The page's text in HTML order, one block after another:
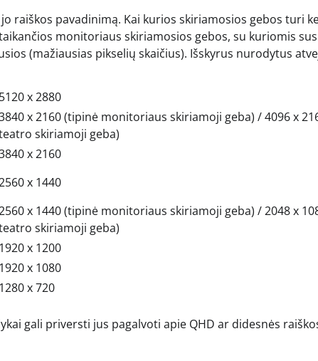
raiškos pavadinimą. Kai kurios skiriamosios gebos turi
monitoriaus skiriamosios gebos, su kuriomis
(mažiausias pikselių skaičius). Išskyrus nurodytus
5120 x 2880
x 2160 (tipinė monitoriaus skiriamoji geba) / 4096 x
skiriamoji geba)
x 2160
x 1440
x 1440 (tipinė monitoriaus skiriamoji geba) / 2048 x
skiriamoji geba)
1920 x 1200
1920 x 1080
1280 x 720
gali priversti jus pagalvoti apie QHD ar didesnės